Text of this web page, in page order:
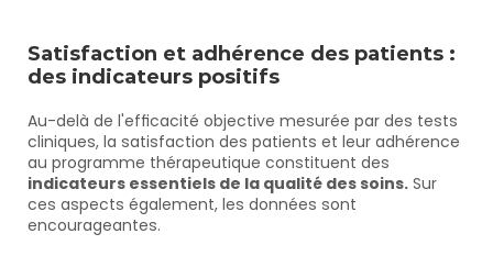
Satisfaction et adhérence des patients :
des indicateurs positifs
Au-delà de l'efficacité objective mesurée par des tests
cliniques, la satisfaction des patients et leur adhérence
indicateurs essentiels de la qualité des soins. Sur
ces aspects également, les données sont
encourageantes.